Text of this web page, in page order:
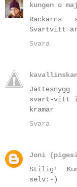
kungen o
Svartvitt
Svara
svart-vitt i
kramar
Svara
Joni
Stilig!
selv:-)